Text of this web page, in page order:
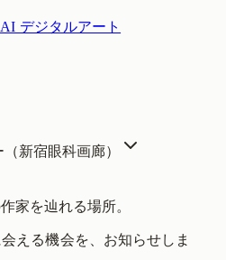
AI デジタルアート
（新宿眼科画廊）
家を辿れる場所。
える機会を、お知らせしま